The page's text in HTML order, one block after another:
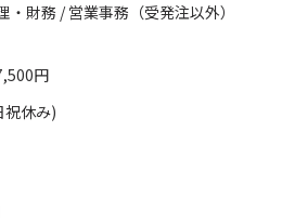
・財務 / 営業事務（受発注以外）
円
祝休み)